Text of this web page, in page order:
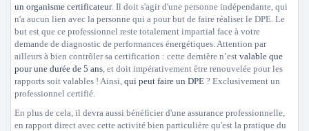
un organisme certificateur. Il doit s'agir d'une personne indépendante, qui
n'a aucun lien avec la personne qui a pour but de faire réaliser le DPE. Le
but est que ce professionnel reste totalement impartial face à votre
demande de diagnostic de performances énergétiques. Attention par
ailleurs à bien contrôler sa certification : cette dernière n’est valable que
pour une durée de 5 ans, et doit impérativement être renouvelée pour les
rapports soit valables ! Ainsi, qui peut faire un DPE ? Exclusivement un
professionnel certifié.
En plus de cela, il devra aussi bénéficier d'une assurance professionnelle,
en rapport direct avec cette activité bien particulière qu'est la pratique du